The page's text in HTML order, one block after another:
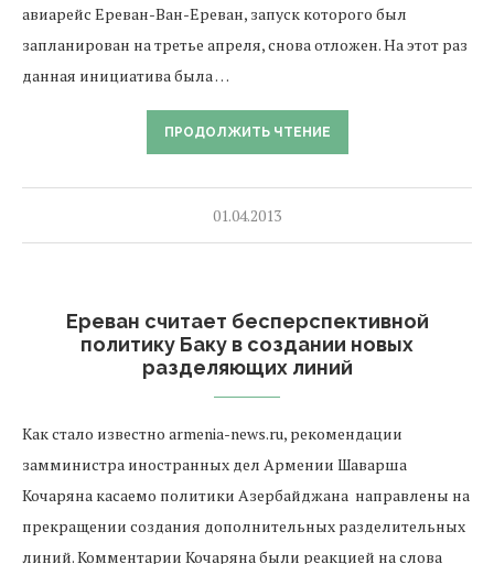
авиарейс Ереван-Ван-Ереван, запуск которого был
запланирован на третье апреля, снова отложен. На этот раз
данная инициатива была …
ПРОДОЛЖИТЬ ЧТЕНИЕ
01.04.2013
Ереван считает бесперспективной
политику Баку в создании новых
разделяющих линий
Как стало известно armenia-news.ru, рекомендации
замминистра иностранных дел Армении Шаварша
Кочаряна касаемо политики Азербайджана направлены на
прекращении создания дополнительных разделительных
линий. Комментарии Кочаряна были реакцией на слова